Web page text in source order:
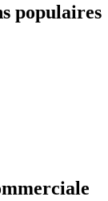
populaires